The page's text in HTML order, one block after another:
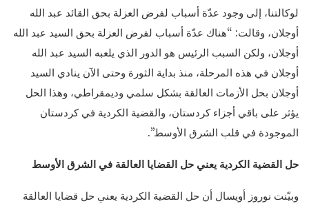
لوكالتنا، إلى وجود عدّة أسباب لفرض العزلة بحق القائد عبد الله
أوجلان، وقالت: “هناك عدّة أسباب لفرض العزلة بحق السيد عبد الله
أوجلان، ولكن السبب الرئيس هو الدور الذي يلعبه السيد عبد الله
أوجلان في هذه المرحلة، منذ بداية الثورة وحتى الآن ينادي السيد
أوجلان بحل الأزمات العالقة بشكل سلمي وديمقراطي، وهذا الحل
يؤثر على باقي أجزاء كردستان، والقضية الكردية في كردستان
الموجودة في قلب الشرق الأوسط”.
حل القضية الكردية يعني حل القضايا العالقة في الشرق الأوسط
وبيّنت نوروز أويسال أن حل القضية الكردية يعني حل قضايا العالقة